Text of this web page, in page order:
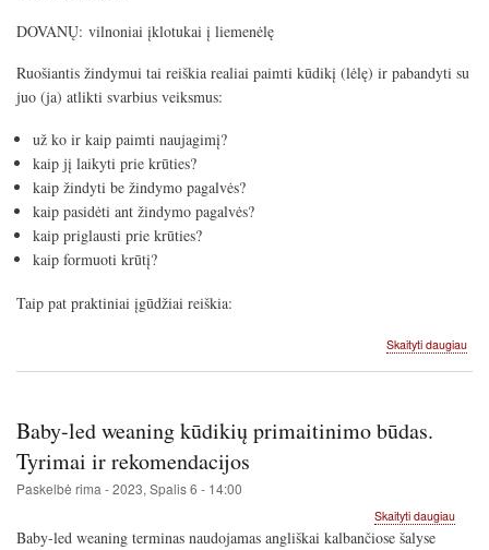
DOVANŲ: vilnoniai įklotukai į liemenėlę
Ruošiantis žindymui tai reiškia realiai paimti kūdikį (lėlę) ir pabandyti su
juo (ja) atlikti svarbius veiksmus:
už ko ir kaip paimti naujagimį?
kaip jį laikyti prie krūties?
kaip žindyti be žindymo pagalvės?
kaip pasidėti ant žindymo pagalvės?
kaip priglausti prie krūties?
kaip formuoti krūtį?
Taip pat praktiniai įgūdžiai reiškia:
Skaityti daugiauapie
Baby-led weaning kūdikių primaitinimo būdas.
Tyrimai ir rekomendacijos
Paskelbė rima-2023, Spalis 6 - 14:00
Skaityti daugiauapie
Baby-led weaning terminas naudojamas angliškai kalbančiose šalyse